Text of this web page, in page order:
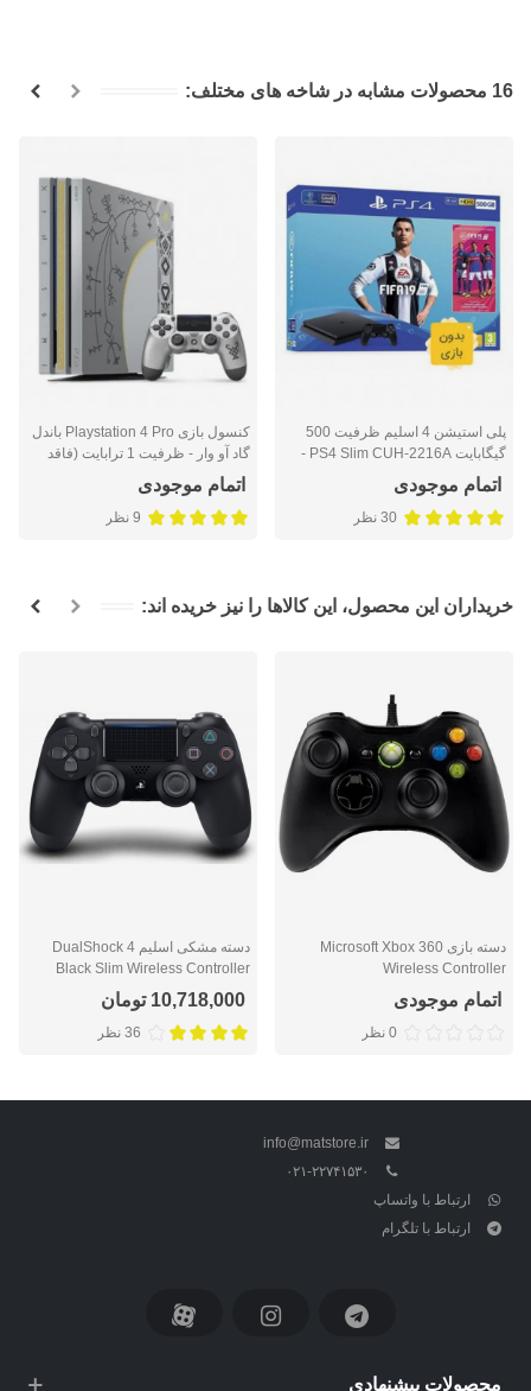
16 محصولات مشابه در شاخه های مختلف:
پلی استیشن 4 اسلیم ظرفیت 500
گیگابایت PS4 Slim CUH-2216A -
فاقد بازی
اتمام موجودی
30 نظر
کنسول بازی Playstation 4 Pro باندل
گاد آو وار - ظرفیت 1 ترابایت (فاقد
بازی)
اتمام موجودی
9 نظر
خریداران این محصول، این کالاها را نیز خریده اند:
دسته بازی Microsoft Xbox 360
Wireless Controller
اتمام موجودی
0 نظر
دسته مشکی اسلیم DualShock 4
Black Slim Wireless Controller
10,718,000 تومان
36 نظر
info@matstore.ir
۰۲۱-۲۲۷۴۱۵۳۰
ارتباط با واتساپ
ارتباط با تلگرام
محصولات پیشنهادی